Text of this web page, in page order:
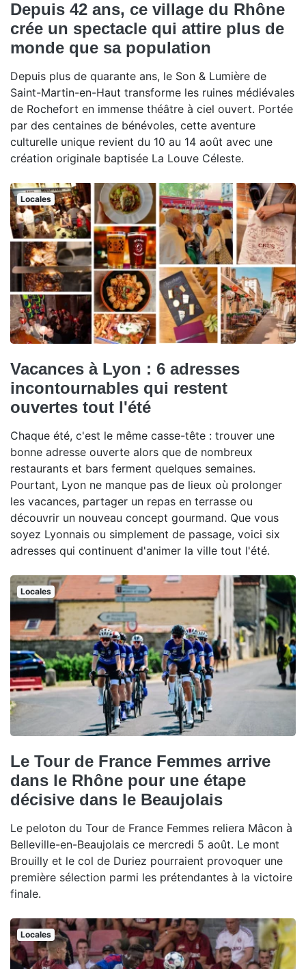
Depuis 42 ans, ce village du Rhône
crée un spectacle qui attire plus de
monde que sa population
Depuis plus de quarante ans, le Son & Lumière de
Saint-Martin-en-Haut transforme les ruines médiévales
de Rochefort en immense théâtre à ciel ouvert. Portée
par des centaines de bénévoles, cette aventure
culturelle unique revient du 10 au 14 août avec une
création originale baptisée La Louve Céleste.
Locales
Vacances à Lyon : 6 adresses
incontournables qui restent
ouvertes tout l'été
Chaque été, c'est le même casse-tête : trouver une
bonne adresse ouverte alors que de nombreux
restaurants et bars ferment quelques semaines.
Pourtant, Lyon ne manque pas de lieux où prolonger
les vacances, partager un repas en terrasse ou
découvrir un nouveau concept gourmand. Que vous
soyez Lyonnais ou simplement de passage, voici six
adresses qui continuent d'animer la ville tout l'été.
Locales
Le Tour de France Femmes arrive
dans le Rhône pour une étape
décisive dans le Beaujolais
Le peloton du Tour de France Femmes reliera Mâcon à
Belleville-en-Beaujolais ce mercredi 5 août. Le mont
Brouilly et le col de Duriez pourraient provoquer une
première sélection parmi les prétendantes à la victoire
finale.
Locales